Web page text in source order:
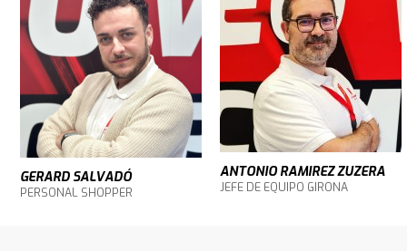
GERARD SALVADÓ
PERSONAL SHOPPER
ANTONIO RAMIREZ ZUZERA
JEFE DE EQUIPO GIRONA